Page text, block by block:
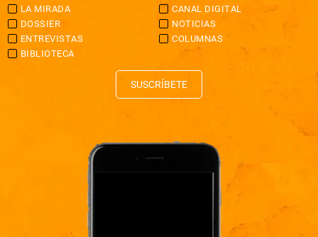
LA MIRADA
CANAL DIGITAL
DOSSIER
NOTICIAS
ENTREVISTAS
COLUMNAS
BIBLIOTECA
SUSCRÍBETE